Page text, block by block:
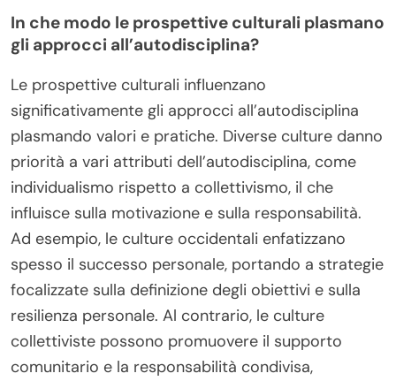
In che modo le prospettive culturali plasmano
gli approcci all’autodisciplina?
Le prospettive culturali influenzano
significativamente gli approcci all’autodisciplina
plasmando valori e pratiche. Diverse culture danno
priorità a vari attributi dell’autodisciplina, come
individualismo rispetto a collettivismo, il che
influisce sulla motivazione e sulla responsabilità.
Ad esempio, le culture occidentali enfatizzano
spesso il successo personale, portando a strategie
focalizzate sulla definizione degli obiettivi e sulla
resilienza personale. Al contrario, le culture
collettiviste possono promuovere il supporto
comunitario e la responsabilità condivisa,